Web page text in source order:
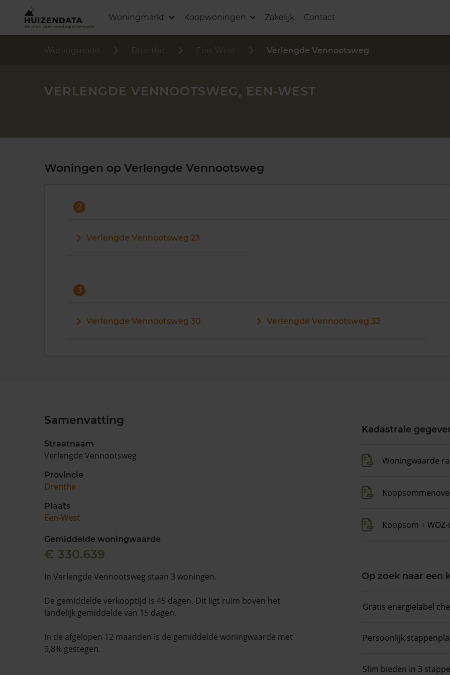
Woningmarkt Koopwoningen Zakelijk Contact
Woningmarkt Drenthe Een-West Verlengde Vennootsweg
VERLENGDE VENNOOTSWEG, EEN-WEST
Woningen op Verlengde Vennootsweg
2
Verlengde Vennootsweg 23
3
Verlengde Vennootsweg 30 Verlengde Vennootsweg 32
Samenvatting
Straatnaam
Verlengde Vennootsweg
Provincie
Drenthe
Plaats
Een-West
Gemiddelde woningwaarde
€ 330.639
In Verlengde Vennootsweg staan 3 woningen.
De gemiddelde verkooptijd is 45 dagen. Dit ligt ruim boven het
landelijk gemiddelde van 15 dagen.
In de afgelopen 12 maanden is de gemiddelde woningwaarde met
9,8% gestegen.
Kadastrale
Woningwaarde
Koopsom +
Op zoek naar een
Gratis energielabel
Persoonlijk
Slim bieden in 3